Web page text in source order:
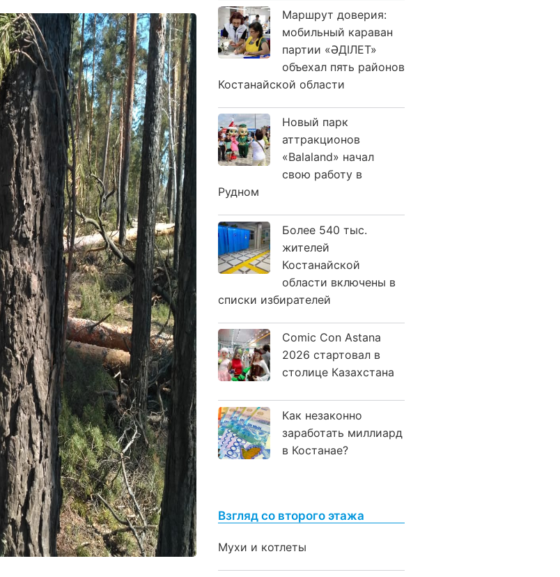
Маршрут доверия:
мобильный караван
партии «ӘДІЛЕТ»
объехал пять районов
Костанайской области
Новый парк
аттракционов
«Balaland» начал
свою работу в
Рудном
Более 540 тыс.
жителей
Костанайской
области включены в
списки избирателей
Comic Con Astana
2026 стартовал в
столице Казахстана
Как незаконно
заработать миллиард
в Костанае?
Взгляд со второго этажа
Мухи и котлеты